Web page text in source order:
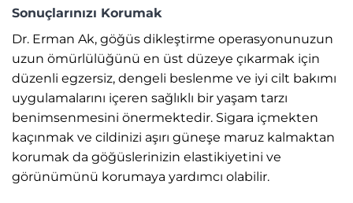
Sonuçlarınızı Korumak
Dr. Erman Ak, göğüs dikleştirme operasyonunuzun
uzun ömürlülüğünü en üst düzeye çıkarmak için
düzenli egzersiz, dengeli beslenme ve iyi cilt bakımı
uygulamalarını içeren sağlıklı bir yaşam tarzı
benimsenmesini önermektedir. Sigara içmekten
kaçınmak ve cildinizi aşırı güneşe maruz kalmaktan
korumak da göğüslerinizin elastikiyetini ve
görünümünü korumaya yardımcı olabilir.